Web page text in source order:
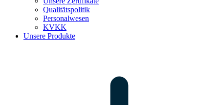
Qualitätspolitik
Personalwesen
KVKK
Unsere Produkte